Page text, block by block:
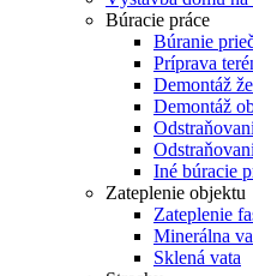
Búracie práce
Búranie
Príprava
Demontáž
Demontáž
Iné búracie
Zateplenie objektu
Zateplenie
Minerálna
Sklená vata